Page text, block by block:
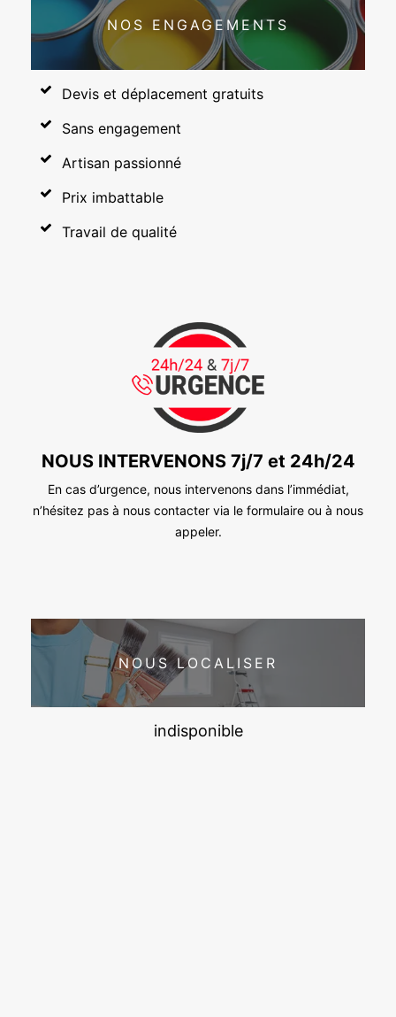
NOS ENGAGEMENTS
Devis et déplacement gratuits
Sans engagement
Artisan passionné
Prix imbattable
Travail de qualité
NOUS INTERVENONS 7j/7 et 24h/24
En cas d’urgence, nous intervenons dans l’immédiat,
n’hésitez pas à nous contacter via le formulaire ou à nous
appeler.
NOUS LOCALISER
indisponible